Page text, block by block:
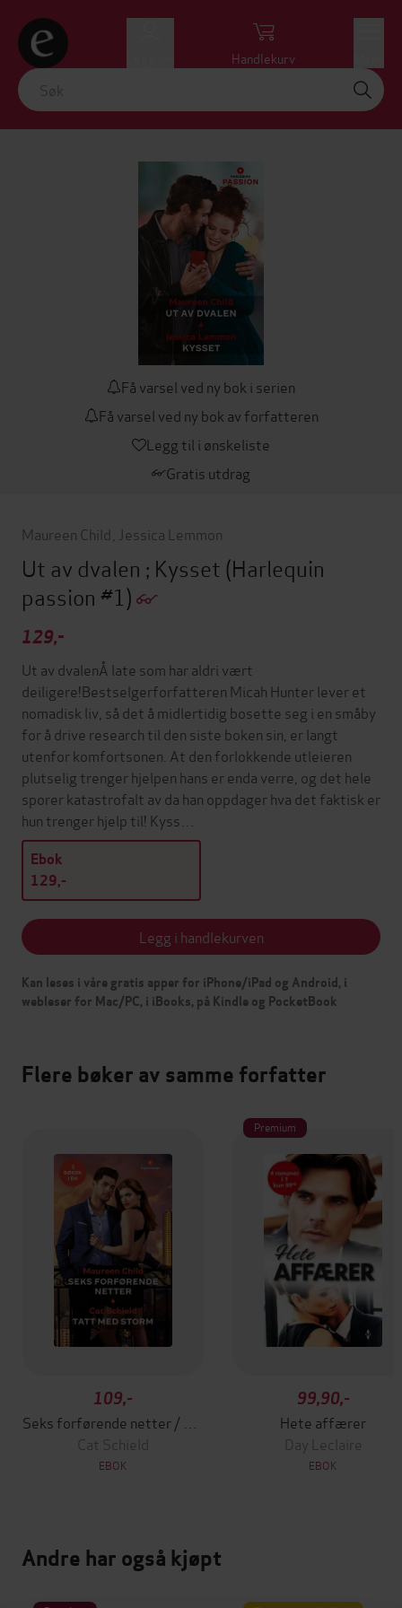
Handlekurv
Få varsel ved ny bok i serien
Få varsel ved ny bok av forfatteren
Legg til i ønskeliste
Gratis utdrag
Maureen Child Jessica Lemmon
Ut av dvalen ; Kysset (Harlequin
passion #1)
129,-
Ut av dvalenÅ late som har aldri vært
deiligere!Bestselgerforfatteren Micah Hunter lever et
nomadisk liv, så det å midlertidig bosette seg i en småby
for å drive research til den siste boken sin, er langt
utenfor komfortsonen. At den forlokkende utleieren
plutselig trenger hjelpen hans er enda verre, og det hele
sporer katastrofalt av da han oppdager hva det faktisk er
hun trenger hjelp til! Kyss…
Ebok
129,-
Legg i handlekurven
Kan leses i våre gratis apper for iPhone/iPad og Android, i
webleser for Mac/PC, i iBooks, på Kindle og PocketBook
Flere bøker av samme forfatter
109,-
Cat Schield
EBOK
Premium
99,90,-
Hete affærer
Day Leclaire
EBOK
Andre har også kjøpt